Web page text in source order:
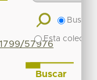
57976
Buscar
Esta
Buscar